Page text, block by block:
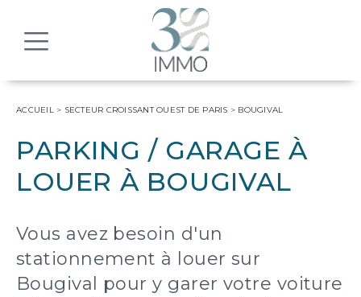
ACCUEIL> SECTEUR CROISSANT OUEST DE PARIS > BOUGIVAL
PARKING / GARAGE À
LOUER À BOUGIVAL
Vous avez besoin d'un
stationnement à louer sur
Bougival pour y garer votre voiture